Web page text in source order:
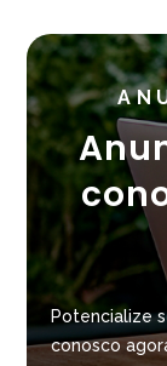
Potencialize
conosco